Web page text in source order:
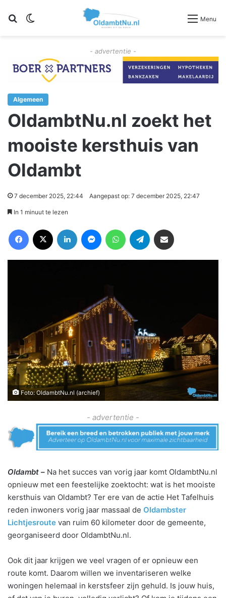
Zoeken Menu
- advertentie -
Algemeen
OldambtNu.nl zoekt het
mooiste kersthuis van
Oldambt
7 december 2025, 22:44 Aangepast op: 7 december 2025, 22:47
In 1 minuut te lezen
Foto: OldambtNu.nl (archief)
- advertentie -
Oldambt – Na het succes van vorig jaar komt OldambtNu.nl
opnieuw met een feestelijke zoektocht: wat is het mooiste
kersthuis van Oldambt? Ter ere van de actie Het Tafelhuis
reden inwoners vorig jaar massaal de Oldambster
Lichtjesroute van ruim 60 kilometer door de gemeente,
georganiseerd door OldambtNu.nl.
Ook dit jaar krijgen we veel vragen of er opnieuw een
route komt. Daarom willen we inventariseren welke
woningen helemaal in kerstsfeer zijn gehuld. Is jouw huis,